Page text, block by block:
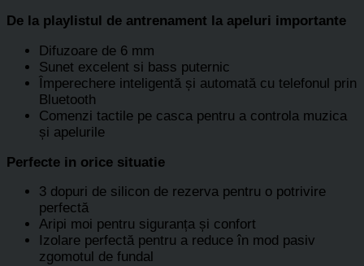
De la playlistul de antrenament la apeluri importante
Difuzoare de 6 mm
Sunet excelent si bass puternic
Împerechere inteligentă și automată cu telefonul prin
Bluetooth
Comenzi tactile pe casca pentru a controla muzica
și apelurile
Perfecte in orice situatie
3 dopuri de silicon de rezerva pentru o potrivire
perfectă
Aripi moi pentru siguranța și confort
Izolare perfectă pentru a reduce în mod pasiv
zgomotul de fundal